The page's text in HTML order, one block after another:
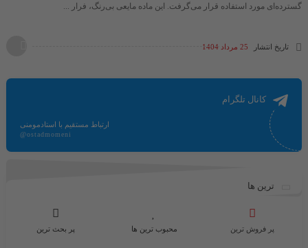
گسترده‌ای مورد استفاده قرار می‌گرفت. این ماده مایعی بی‌رنگ، فرار ...
تاریخ انتشار 25 مرداد 1404
کانال تلگرام
ارتباط مستقیم با استادمومنی
@ostadmomeni
ترین ها
پر فروش ترین محبوب ترین ها پر بحث ترین